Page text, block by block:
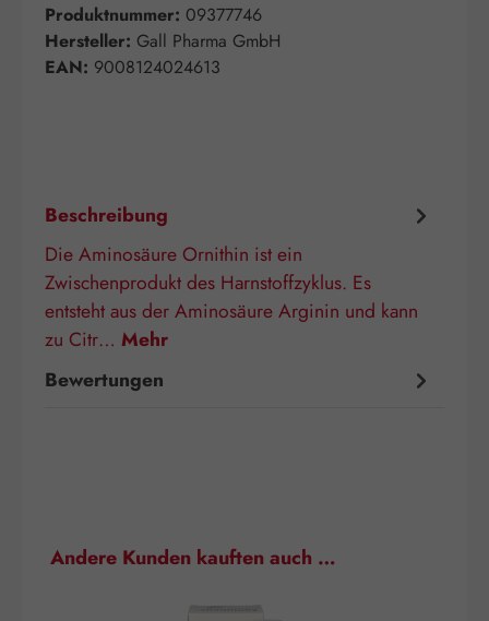
Produktnummer: 09377746
Hersteller: Gall Pharma GmbH
EAN: 9008124024613
Beschreibung
Die Aminosäure Ornithin ist ein
Zwischenprodukt des Harnstoffzyklus. Es
entsteht aus der Aminosäure Arginin und kann
zu Citr… Mehr
Bewertungen
Produktgalerie überspringen
Andere Kunden kauften auch …